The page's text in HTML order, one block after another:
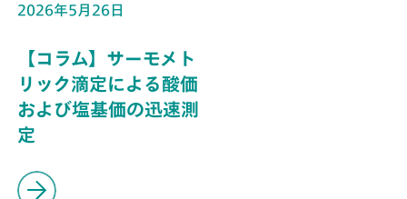
2026年5月26日
【コラム】サーモメト
リック滴定による酸価
および塩基価の迅速測
定